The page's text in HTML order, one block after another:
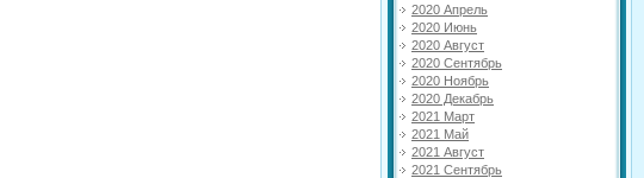
2020 Апрель
2020 Июнь
2020 Август
2020 Сентябрь
2020 Ноябрь
2020 Декабрь
2021 Март
2021 Май
2021 Август
2021 Сентябрь